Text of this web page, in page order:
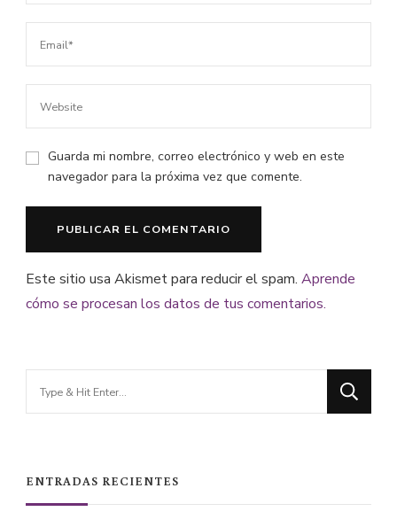
Guarda mi nombre, correo electrónico y web en este
navegador para la próxima vez que comente.
Este sitio usa Akismet para reducir el spam. Aprende
cómo se procesan los datos de tus comentarios.
ENTRADAS RECIENTES